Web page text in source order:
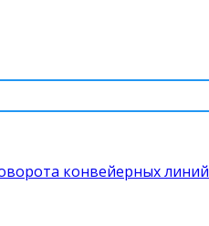
конвейерных линий